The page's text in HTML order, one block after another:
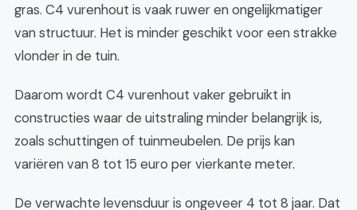
gras. C4 vurenhout is vaak ruwer en ongelijkmatiger
van structuur. Het is minder geschikt voor een strakke
vlonder in de tuin.
Daarom wordt C4 vurenhout vaker gebruikt in
constructies waar de uitstraling minder belangrijk is,
zoals schuttingen of tuinmeubelen. De prijs kan
variëren van 8 tot 15 euro per vierkante meter.
De verwachte levensduur is ongeveer 4 tot 8 jaar. Dat